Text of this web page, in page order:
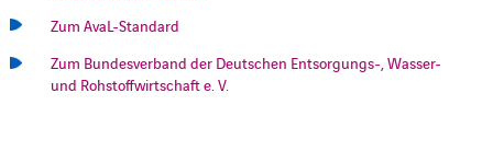
Zum AvaL-Standard
Zum Bundesverband der Deutschen Entsorgungs-, Wasser-
und Rohstoffwirtschaft e. V.